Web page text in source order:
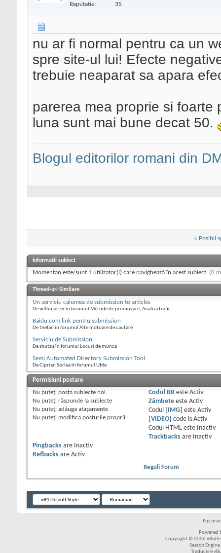
Reputatie: 35
nu ar fi normal pentru ca un
spre site-ul lui! Efecte
trebuie neaparat sa apara
parerea mea proprie si foarte
luna sunt mai bune decat 50.
Blogul editorilor romani din
« Posibil
Informații subiect
Momentan este/sunt 1 utilizator(i) care navighează în acest subiect. (0
Thread-uri Similare
Un serviciu calumea de submission to articles
De w3bmaster în forumul Metode de promovare, Analiza trafic.
Baidu.com link pentru submission
De thefan în forumul Alte motoare de cautare
Serviciu de Submission
De shutzu în forumul Locuri de munca
Semi Automated Directory Submission Tool
De Ciprian Sorlea în forumul Utile
Permisiuni postare
Nu puteţi posta subiecte noi.
Nu puteţi răspunde la subiecte
Nu puteţi adăuga ataşamente
Nu puteţi modifica posturile proprii
Codul BBeste Activ
Zâmbeteeste Activ
Codul
[IMG] este Activ
[VIDEO] code is Activ
Codul HTML este
Inactiv
Trackbacksare
Inactiv
Pingbacks are
Inactiv
Refbacks are Activ
Reguli Forum
Fus
Powered
Copyright © 2026
Search
Traducere